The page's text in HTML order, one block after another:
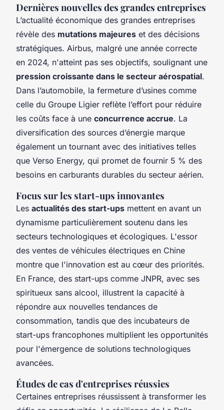
Dernières nouvelles des grandes entreprises
L’actualité économique des grandes entreprises
révèle des mutations majeures et des décisions
stratégiques. Airbus, malgré une année correcte
en 2024, n'atteint pas ses objectifs, soulignant une
pression croissante dans le secteur aérospatial.
Dans l’automobile, la fermeture d’usines comme
celle du Groupe Ligier reflète l’effort pour réduire
les coûts face à une concurrence accrue. La
diversification des sources d’énergie marque
également un tournant avec des initiatives telles
que Verso Energy, qui promet de fournir 5 % des
besoins en carburants durables du secteur aérien.
Focus sur les start-ups innovantes
Les actualités des start-ups mettent en avant un
dynamisme particulièrement soutenu dans les
secteurs technologiques et écologiques. L'essor
des ventes de véhicules électriques en Chine
montre que l'innovation est au cœur des priorités.
En France, des start-ups comme JNPR, avec ses
spiritueux sans alcool, illustrent la capacité à
répondre aux nouvelles tendances de
consommation, tandis que des incubateurs de
start-ups francophones multiplient les opportunités
pour l'émergence de solutions technologiques
avancées.
Études de cas d'entreprises réussies
Certaines entreprises réussissent à transformer les